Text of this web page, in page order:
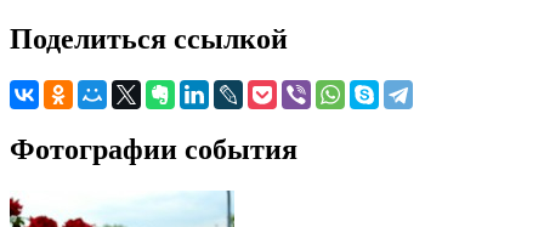
Поделиться ссылкой
Фотографии события